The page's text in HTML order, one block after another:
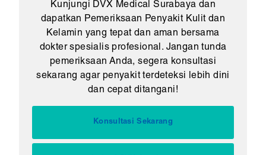
Kunjungi DVX Medical Surabaya dan
dapatkan Pemeriksaan Penyakit Kulit dan
Kelamin yang tepat dan aman bersama
dokter spesialis profesional. Jangan tunda
pemeriksaan Anda, segera konsultasi
sekarang agar penyakit terdeteksi lebih dini
dan cepat ditangani!
Konsultasi Sekarang